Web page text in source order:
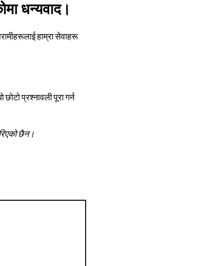
धन्यवाद।
हाम्रा सेवाहरू
प्रश्नावली पूरा गर्न
छैन।